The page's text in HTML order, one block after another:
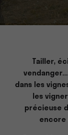
Tailler,
dans les
les
précieuse
encore